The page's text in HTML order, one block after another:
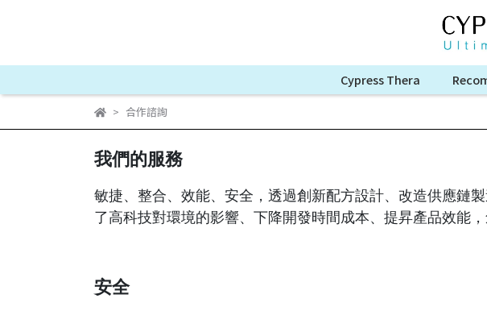
Cypress Thera
合作諮詢
我們的服務
敏捷、整合、效能、安全，透過創新配方設計、改造供應鏈
了高科技對環境的影響、下降開發時間成本、提昇產品效能
安全